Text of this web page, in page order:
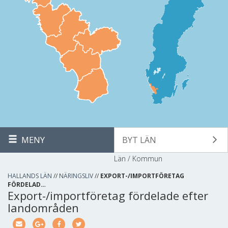
MENY BYT LÄN
Län / Kommun
HALLANDS LÄN // NÄRINGSLIV// EXPORT-/IMPORTFÖRETAG
FÖRDELAD…
Export-/importföretag fördelade efter
landområden